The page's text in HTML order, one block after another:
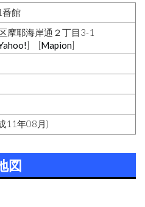
番館
摩耶海岸通２丁目3-1
] [Mapion]
11年08月)
図